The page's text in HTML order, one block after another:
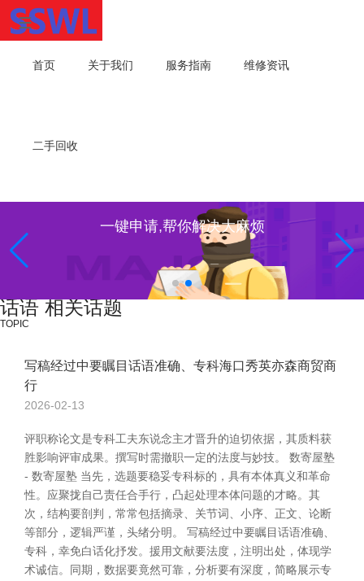
首页 关于我们 服务指南 维修资讯
二手回收
专业维修，我们值得信赖！
话语 相关话题
TOPIC
写稿经过中要瞩目话语准确、专科海口秀英亦森商贸商
行
2026-02-13
评职称论文是专科工夫东说念主才晋升的迫切依据，其质料获
胜影响评审成果。撰写时需撤职一定的法度与妙技。 数寄屋塾
- 数寄屋塾 当先，选题要稳妥专科标的，具有本体真义和革命
性。应聚拢自己责任合手行，凸起处理本体问题的才略。其
次，结构要剖判，常常包括摘录、关节词、小序、正文、论断
等部分，逻辑严谨，头绪分明。 写稿经过中要瞩目话语准确、
专科，幸免白话化抒发。援用文献要法度，注明出处，体现学
术诚信。同期，数据要竟然可靠，分析要有深度，简略展示专